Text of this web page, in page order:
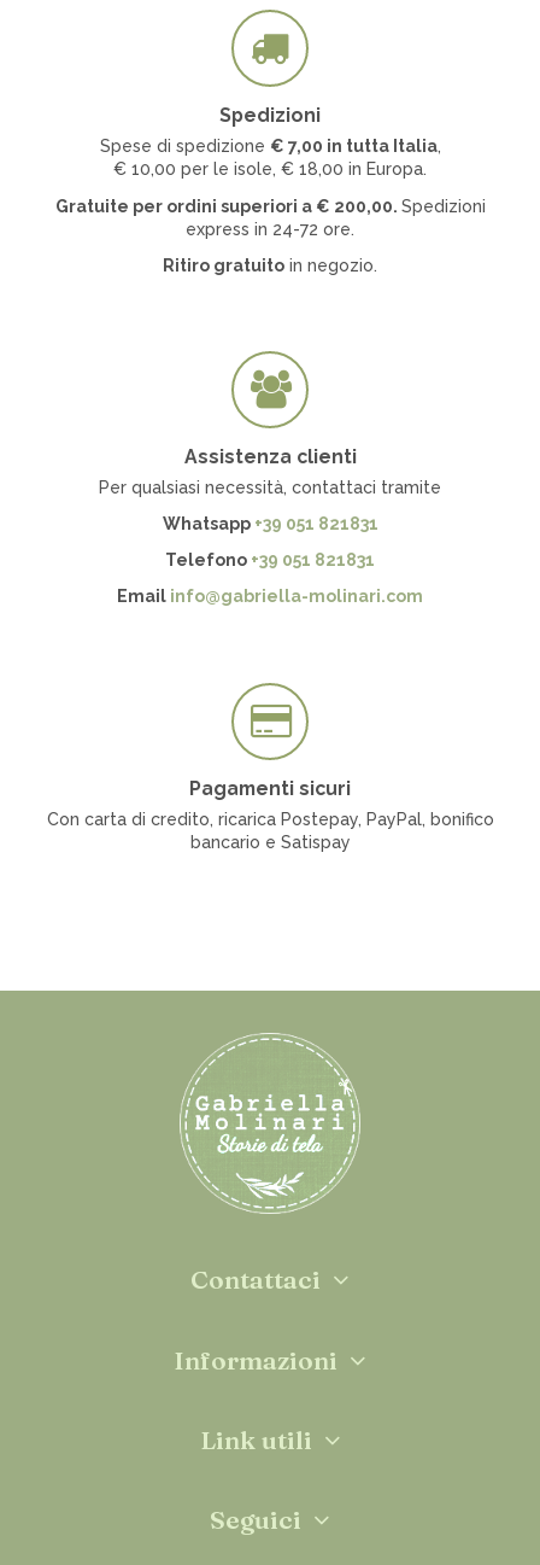
Spedizioni
Spese di spedizione € 7,00 in tutta Italia,
€ 10,00 per le isole, € 18,00 in Europa.
Gratuite per ordini superiori a € 200,00. Spedizioni
express in 24-72 ore.
Ritiro gratuito in negozio.
Assistenza clienti
Per qualsiasi necessità, contattaci tramite
Whatsapp +39 051 821831
Telefono +39 051 821831
Email info@gabriella-molinari.com
Pagamenti sicuri
Con carta di credito, ricarica Postepay, PayPal, bonifico
bancario e Satispay
Contattaci
Informazioni
Link utili
Seguici